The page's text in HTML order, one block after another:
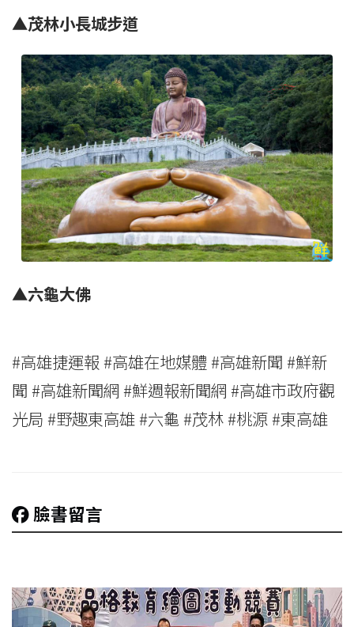
▲茂林小長城步道
▲六龜大佛
#高雄捷運報 #高雄在地媒體 #高雄新聞 #鮮新
聞 #高雄新聞網 #鮮週報新聞網 #高雄市政府觀
光局 #野趣東高雄 #六龜 #茂林 #桃源 #東高雄
臉書留言